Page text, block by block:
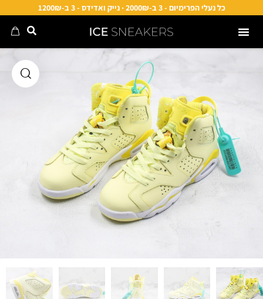
כל נעלי הפרימיום - 3 ב-2000₪ · נייק ואדידס - 3 ב-1200₪